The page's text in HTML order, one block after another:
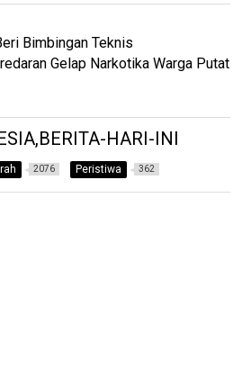
Bimbingan Teknis
Gelap Narkotika Warga Putat
HARI-INI
2076 Peristiwa 362